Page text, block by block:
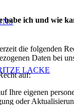
LACKE
habe ich und wie
die folgenden
Daten bei
auf:
Ihre eigenen
oder